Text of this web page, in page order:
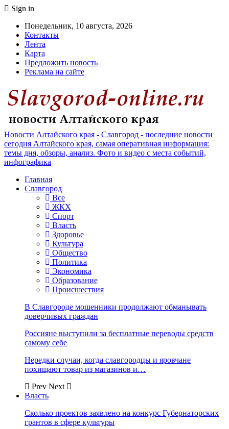
Sign in
Понедельник, 10 августа, 2026
Контакты
Лента
Карта
Предложить новость
Реклама на сайте
Новости Алтайского края - Славгород - последние новости
сегодня Алтайского края, самая оперативная информация:
темы дня, обзоры, анализ. Фото и видео с места событий,
инфографика
Главная
Славгород
Все
ЖКХ
Спорт
Власть
Здоровье
Культура
Общество
Политика
Экономика
Образование
Происшествия
В Славгороде мошенники продолжают обманывать
доверчивых граждан
Россияне выступили за бесплатные переводы средств
самому себе
Нередки случаи, когда славгородцы и яровчане
похищают товар из магазинов и…
Prev Next
Власть
Сколько проектов заявлено на конкурс Губернаторских
грантов в сфере культуры